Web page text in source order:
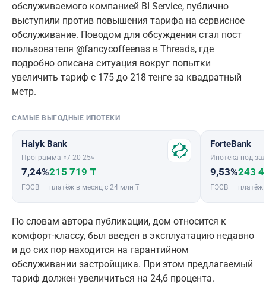
обслуживаемого компанией BI Service, публично
выступили против повышения тарифа на сервисное
обслуживание. Поводом для обсуждения стал пост
пользователя @fancycoffeenas в Threads, где
подробно описана ситуация вокруг попытки
увеличить тариф с 175 до 218 тенге за квадратный
метр.
САМЫЕ ВЫГОДНЫЕ ИПОТЕКИ
Halyk Bank
Программа «7-20-25»
7,24%
ГЭСВ
215 719 ₸
платёж в месяц с 24 млн ₸
ForteBank
Ипотека под
9,53%
ГЭСВ
243
платёж
По словам автора публикации, дом относится к
комфорт-классу, был введен в эксплуатацию недавно
и до сих пор находится на гарантийном
обслуживании застройщика. При этом предлагаемый
тариф должен увеличиться на 24,6 процента.